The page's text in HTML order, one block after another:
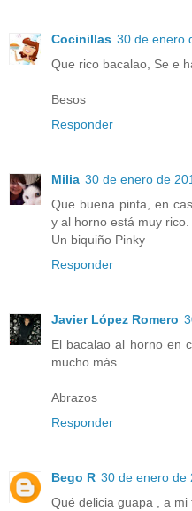
Cocinillas 30 de enero
Que rico bacalao, Se e
Besos
Responder
Milia 30 de enero de
Que buena pinta, en
y al horno está muy rico.
Un biquiño Pinky
Responder
Javier López Romero
El bacalao al horno en
mucho más...
Abrazos
Responder
Bego R 30 de enero de
Qué delicia guapa , a